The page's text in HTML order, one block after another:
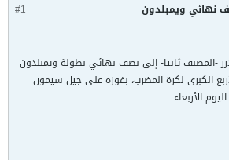
#1 نهائي ويمبلدون
-المصنف ثانيا- إلى نصف نهائي بطولة ويمبلدون
الكبرى لكرة المضرب، بفوزه على جيل سيمون